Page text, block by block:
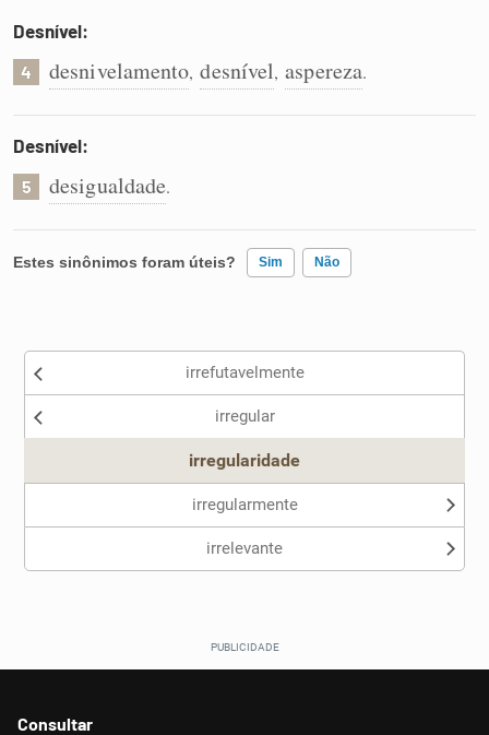
Desnível:
4 desnivelamento, desnível, aspereza.
Desnível:
5 desigualdade.
Estes sinônimos foram úteis? Sim Não
Nenhum dos sinônimos apresentados me ajudou
irrefutavelmente
irregular
irregularidade
irregularmente
irrelevante
Consultar